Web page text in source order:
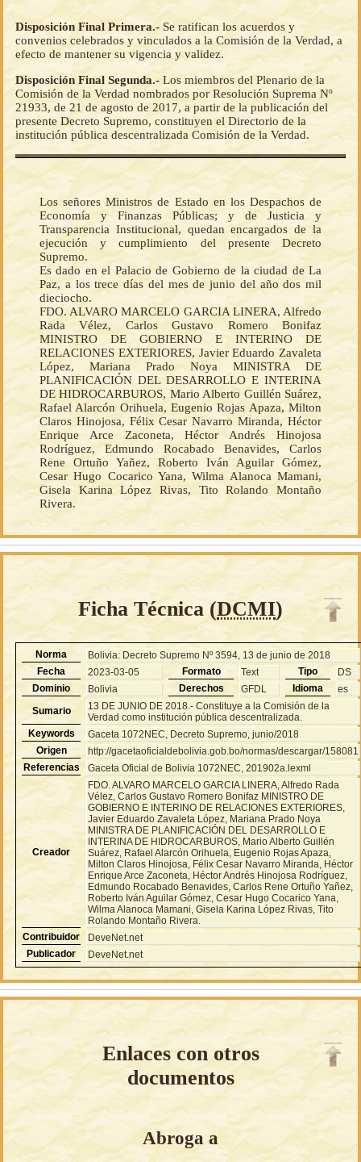
Disposición Final Primera.- Se ratifican los acuerdos y
convenios celebrados y vinculados a la Comisión de la Verdad, a
efecto de mantener su vigencia y validez.
Disposición Final Segunda.- Los miembros del Plenario de la
Comisión de la Verdad nombrados por Resolución Suprema Nº
21933, de 21 de agosto de 2017, a partir de la publicación del
presente Decreto Supremo, constituyen el Directorio de la
institución pública descentralizada Comisión de la Verdad.
Los señores Ministros de Estado en los Despachos de
Economía y Finanzas Públicas; y de Justicia y
Transparencia Institucional, quedan encargados de la
ejecución y cumplimiento del presente Decreto
Supremo.
Es dado en el Palacio de Gobierno de la ciudad de La
Paz, a los trece días del mes de junio del año dos mil
dieciocho.
FDO. ALVARO MARCELO GARCIA LINERA, Alfredo
Rada Vélez, Carlos Gustavo Romero Bonifaz
MINISTRO DE GOBIERNO E INTERINO DE
RELACIONES EXTERIORES, Javier Eduardo Zavaleta
López, Mariana Prado Noya MINISTRA DE
PLANIFICACIÓN DEL DESARROLLO E INTERINA
DE HIDROCARBUROS, Mario Alberto Guillén Suárez,
Rafael Alarcón Orihuela, Eugenio Rojas Apaza, Milton
Claros Hinojosa, Félix Cesar Navarro Miranda, Héctor
Enrique Arce Zaconeta, Héctor Andrés Hinojosa
Rodríguez, Edmundo Rocabado Benavides, Carlos
Rene Ortuño Yañez, Roberto Iván Aguilar Gómez,
Cesar Hugo Cocarico Yana, Wilma Alanoca Mamani,
Gisela Karina López Rivas, Tito Rolando Montaño
Rivera.
Ficha Técnica (DCMI)
Norma
Bolivia: Decreto Supremo Nº 3594, 13 de junio de 2018
Fecha
2023-03-05 Formato Text Tipo
DS
Dominio
Bolivia Derechos GFDL Idioma
es
Sumario
13 DE JUNIO DE 2018.- Constituye a la Comisión de la
Verdad como institución pública descentralizada.
Keywords
Gaceta 1072NEC, Decreto Supremo, junio/2018
Origen
http://gacetaoficialdebolivia.gob.bo/normas/descargar/158081
Referencias
Gaceta Oficial de Bolivia 1072NEC, 201902a.lexml
Creador
FDO. ALVARO MARCELO GARCIA LINERA, Alfredo Rada
Vélez, Carlos Gustavo Romero Bonifaz MINISTRO DE
GOBIERNO E INTERINO DE RELACIONES EXTERIORES,
Javier Eduardo Zavaleta López, Mariana Prado Noya
MINISTRA DE PLANIFICACIÓN DEL DESARROLLO E
INTERINA DE HIDROCARBUROS, Mario Alberto Guillén
Suárez, Rafael Alarcón Orihuela, Eugenio Rojas Apaza,
Milton Claros Hinojosa, Félix Cesar Navarro Miranda, Héctor
Enrique Arce Zaconeta, Héctor Andrés Hinojosa Rodríguez,
Edmundo Rocabado Benavides, Carlos Rene Ortuño Yañez,
Roberto Iván Aguilar Gómez, Cesar Hugo Cocarico Yana,
Wilma Alanoca Mamani, Gisela Karina López Rivas, Tito
Rolando Montaño Rivera.
Contribuidor
DeveNet.net
Publicador
DeveNet.net
Enlaces con otros
documentos
Abroga a